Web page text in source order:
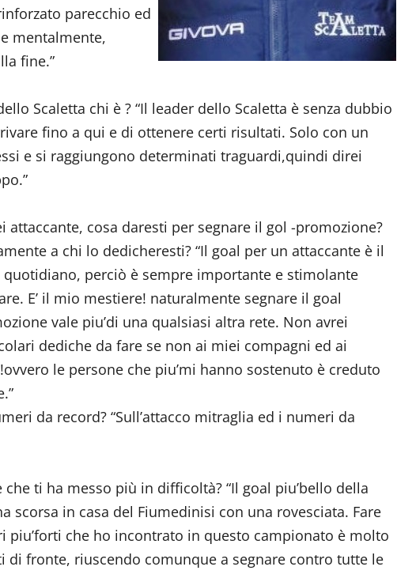
parecchio ed
mentalmente,
fine.”
Scaletta chi è ? “Il leader dello Scaletta è senza dubbio
fino a qui e di ottenere certi risultati. Solo con un
e si raggiungono determinati traguardi,quindi direi
attaccante, cosa daresti per segnare il gol -promozione?
a chi lo dedicheresti? “Il goal per un attaccante è il
quotidiano, perciò è sempre importante e stimolante
E’ il mio mestiere! naturalmente segnare il goal
vale piu’di una qualsiasi altra rete. Non avrei
dediche da fare se non ai miei compagni ed ai
le persone che piu’mi hanno sostenuto è creduto
da record? “Sull’attacco mitraglia ed i numeri da
ti ha messo più in difficoltà? “Il goal piu’bello della
scorsa in casa del Fiumedinisi con una rovesciata. Fare
che ho incontrato in questo campionato è molto
fronte, riuscendo comunque a segnare contro tutte le